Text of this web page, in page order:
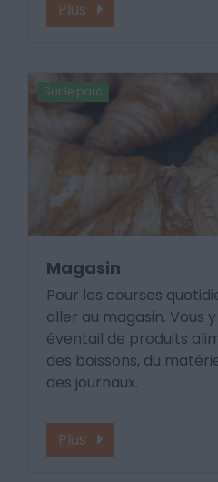
Plus
Sur le parc
Magasin
Pour les courses
aller au magasin. Vous
éventail de produits
des boissons, du
des journaux.
Plus